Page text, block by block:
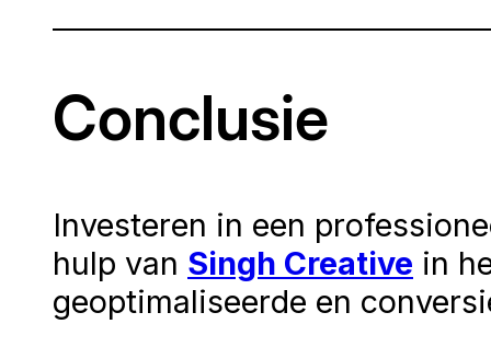
Conclusie
Investeren in een
hulp van Singh Creative in
geoptimaliseerde en